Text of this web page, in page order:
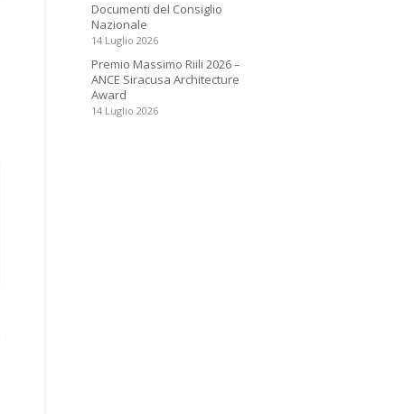
Documenti del Consiglio
Nazionale
14 Luglio 2026
Premio Massimo Riili 2026 –
ANCE Siracusa Architecture
Award
14 Luglio 2026